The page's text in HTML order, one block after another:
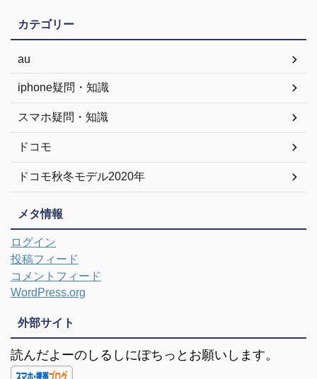
カテゴリー
au
iphone疑問・知識
スマホ疑問・知識
ドコモ
ドコモ秋冬モデル2020年
メタ情報
ログイン
投稿フィード
コメントフィード
WordPress.org
外部サイト
読んだよーのしるしにぽちっとお願いします。